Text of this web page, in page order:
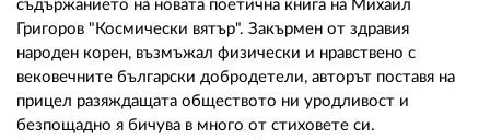
съдържанието на новата поетична книга на Михаил
Григоров "Космически вятър". Закърмен от здравия
народен корен, възмъжал физически и нравствено с
вековечните български добродетели, авторът поставя на
прицел разяждащата обществото ни уродливост и
безпощадно я бичува в много от стиховете си.